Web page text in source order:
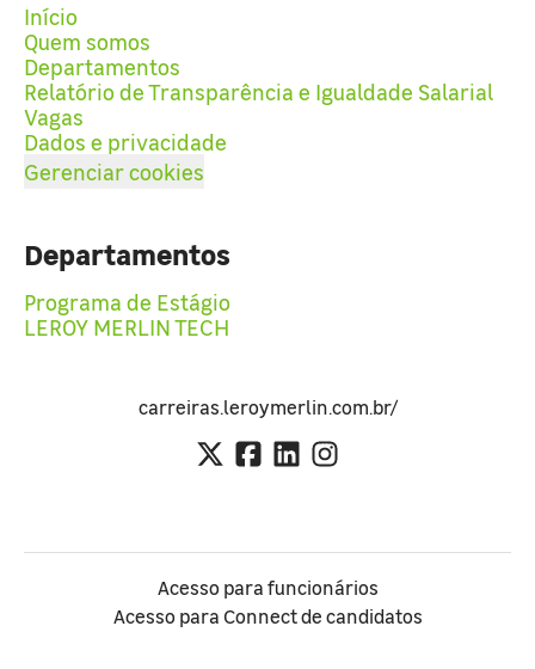
Início
Quem somos
Departamentos
Relatório de Transparência e Igualdade Salarial
Vagas
Dados e privacidade
Gerenciar cookies
Departamentos
Programa de Estágio
LEROY MERLIN TECH
carreiras.leroymerlin.com.br/
Acesso para funcionários
Acesso para Connect de candidatos